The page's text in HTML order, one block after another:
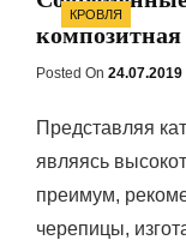
КРОВЛЯ
Posted On Posted
24.07.2019
Представляя
являясь
преимум,
черепицы,